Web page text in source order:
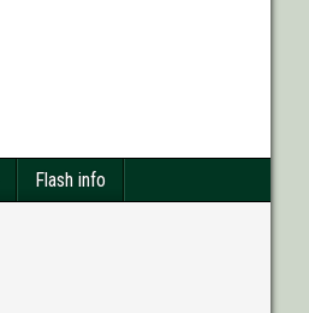
Flash info